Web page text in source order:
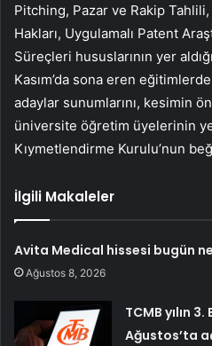
Pitching, Pazar ve Rakip
Hakları, Uygulamalı Patent
Süreçleri hususlarının yer
Kasım’da sona eren
adaylar sunumlarını, kesimin
üniversite öğretim üyelerinin
Kıymetlendirme Kurulu’nun
İlgili Makaleler
Avita Medical hissesi bugün
Ağustos 8, 2026
TCMB yılın
Ağustos’ta